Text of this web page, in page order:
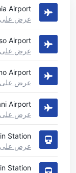
Airport
عرض على
Airport
عرض على
Airport
عرض على
Airport
عرض على
Station
عرض على
Station